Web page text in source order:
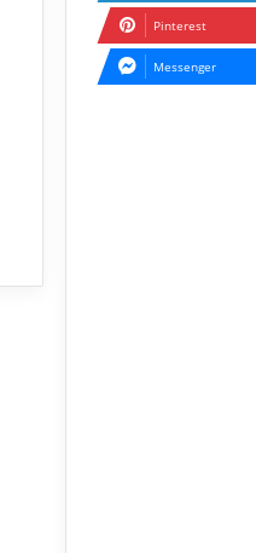
Pinterest
Messenger